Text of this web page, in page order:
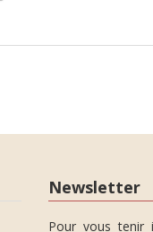
Newsletter
Pour vous tenir